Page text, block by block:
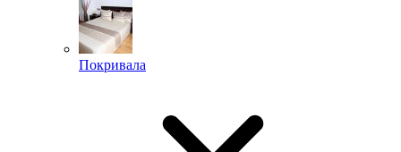
Покривала